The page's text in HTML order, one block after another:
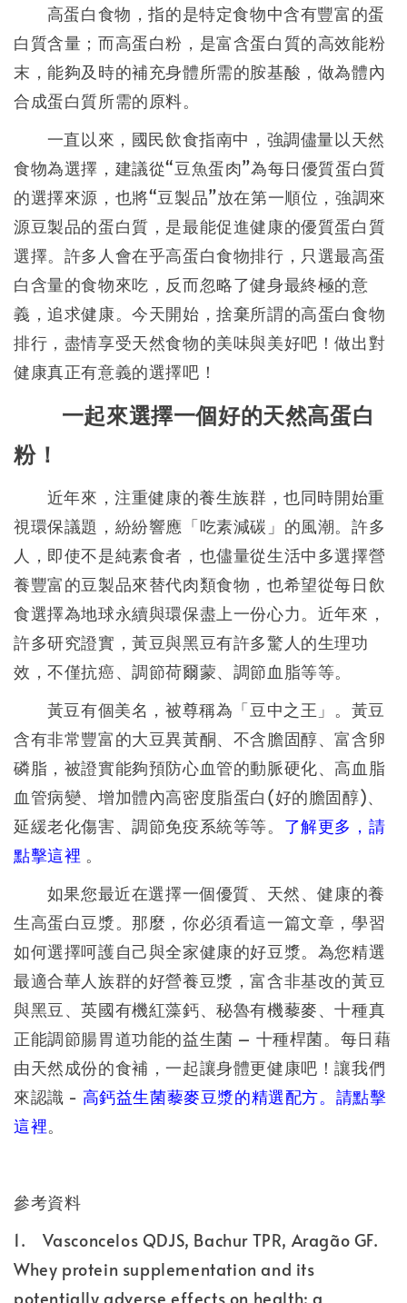
高蛋白食物，指的是特定食物中含有豐富的蛋
白質含量；而高蛋白粉，是富含蛋白質的高效能粉
末，能夠及時的補充身體所需的胺基酸，做為體內
合成蛋白質所需的原料。
一直以來，國民飲食指南中，強調儘量以天然
食物為選擇，建議從“豆魚蛋肉”為每日優質蛋白質
的選擇來源，也將“豆製品”放在第一順位，強調來
源豆製品的蛋白質，是最能促進健康的優質蛋白質
選擇。許多人會在乎高蛋白食物排行，只選最高蛋
白含量的食物來吃，反而忽略了健身最終極的意
義，追求健康。今天開始，捨棄所謂的高蛋白食物
排行，盡情享受天然食物的美味與美好吧！做出對
健康真正有意義的選擇吧！
一起來選擇一個好的天然高蛋白
粉！
近年來，注重健康的養生族群，也同時開始重
視環保議題，紛紛響應「吃素減碳」的風潮。許多
人，即使不是純素食者，也儘量從生活中多選擇營
養豐富的豆製品來替代肉類食物，也希望從每日飲
食選擇為地球永續與環保盡上一份心力。近年來，
許多研究證實，黃豆與黑豆有許多驚人的生理功
效，不僅抗癌、調節荷爾蒙、調節血脂等等。
黃豆有個美名，被尊稱為「豆中之王」。黃豆
含有非常豐富的大豆異黃酮、不含膽固醇、富含卵
磷脂，被證實能夠預防心血管的動脈硬化、高血脂
血管病變、增加體內高密度脂蛋白(好的膽固醇)、
延緩老化傷害、調節免疫系統等等。 了解更多，請
點擊這裡 。
如果您最近在選擇一個優質、天然、健康的養
生高蛋白豆漿。那麼，你必須看這一篇文章，學習
如何選擇呵護自己與全家健康的好豆漿。為您精選
最適合華人族群的好營養豆漿，富含非基改的黃豆
與黑豆、英國有機紅藻鈣、秘魯有機藜麥、十種真
正能調節腸胃道功能的益生菌 – 十種桿菌。每日藉
由天然成份的食補，一起讓身體更健康吧！讓我們
來認識 - 高鈣益生菌藜麥豆漿的精選配方。請點擊
這裡。
參考資料
1.
Vasconcelos QDJS, Bachur TPR, Aragão GF.
Whey protein supplementation and its
potentially adverse effects on health: a